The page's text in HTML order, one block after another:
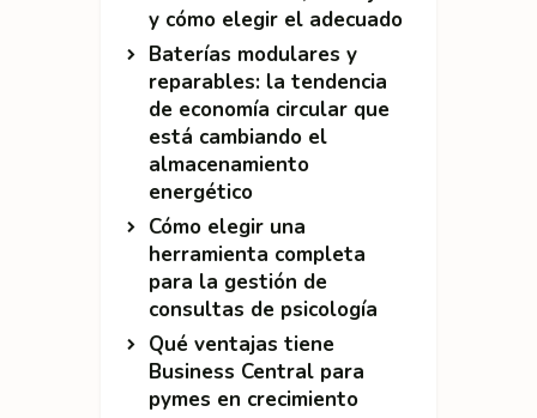
y cómo elegir el adecuado
Baterías modulares y
reparables: la tendencia
de economía circular que
está cambiando el
almacenamiento
energético
Cómo elegir una
herramienta completa
para la gestión de
consultas de psicología
Qué ventajas tiene
Business Central para
pymes en crecimiento